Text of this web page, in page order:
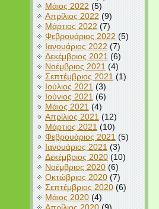
Μάιος 2022 (5)
Απρίλιος 2022 (9)
Μάρτιος 2022 (7)
Φεβρουάριος 2022 (5)
Ιανουάριος 2022 (7)
Δεκέμβριος 2021 (6)
Νοέμβριος 2021 (4)
Σεπτέμβριος 2021 (1)
Ιούλιος 2021 (3)
Ιούνιος 2021 (6)
Μάιος 2021 (4)
Απρίλιος 2021 (12)
Μάρτιος 2021 (10)
Φεβρουάριος 2021 (5)
Ιανουάριος 2021 (3)
Δεκέμβριος 2020(10)
Νοέμβριος 2020(6)
Οκτώβριος 2020(7)
Σεπτέμβριος 2020(6)
Μάιος 2020(4)